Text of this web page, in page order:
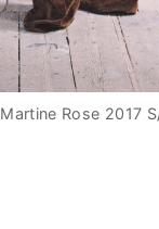
Martine Rose 2017